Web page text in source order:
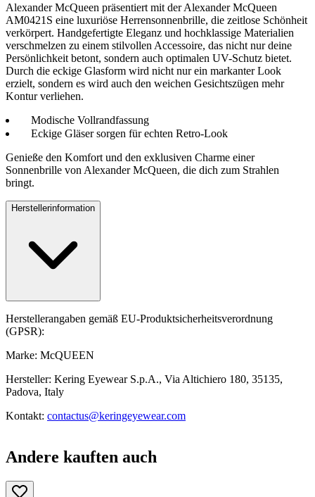
Alexander McQueen präsentiert mit der Alexander McQueen
AM0421S eine luxuriöse Herrensonnenbrille, die zeitlose Schönheit
verkörpert. Handgefertigte Eleganz und hochklassige Materialien
verschmelzen zu einem stilvollen Accessoire, das nicht nur deine
Persönlichkeit betont, sondern auch optimalen UV-Schutz bietet.
Durch die eckige Glasform wird nicht nur ein markanter Look
erzielt, sondern es wird auch den weichen Gesichtszügen mehr
Kontur verliehen.
Modische Vollrandfassung
Eckige Gläser sorgen für echten Retro-Look
Genieße den Komfort und den exklusiven Charme einer
Sonnenbrille von Alexander McQueen, die dich zum Strahlen
bringt.
Herstellerinformation
Herstellerangaben gemäß EU-Produktsicherheitsverordnung
(GPSR):
Marke: McQUEEN
Hersteller: Kering Eyewear S.p.A., Via Altichiero 180, 35135,
Padova, Italy
Kontakt: contactus@keringeyewear.com
Andere kauften auch